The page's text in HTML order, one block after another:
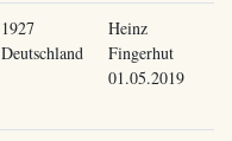
1927
Deutschland
Heinz
Fingerhut
01.05.2019